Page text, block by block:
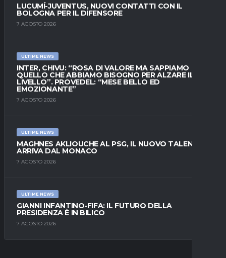
LUCUMÍ-JUVENTUS, NUOVI CONTATTI CON IL
BOLOGNA PER IL DIFENSORE
7 AGOSTO 2026
ULTIME NEWS
INTER, CHIVU: “ROSA DI VALORE MA SAPPIAMO
QUELLO CHE ABBIAMO BISOGNO PER ALZARE IL
LIVELLO”. PROVEDEL: “MESE BELLO ED
EMOZIONANTE”
7 AGOSTO 2026
ULTIME NEWS
MAGHNES AKLIOUCHE AL PSG, IL NUOVO TALENTO
ARRIVA DAL MONACO
7 AGOSTO 2026
ULTIME NEWS
GIANNI INFANTINO-FIFA: IL FUTURO DELLA
PRESIDENZA È IN BILICO
7 AGOSTO 2026